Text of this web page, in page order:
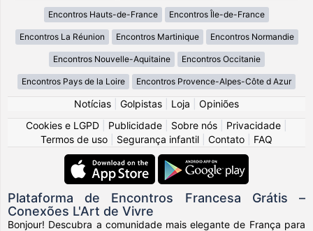
Encontros Hauts-de-France Encontros Île-de-France
Encontros La Réunion Encontros Martinique Encontros Normandie
Encontros Nouvelle-Aquitaine Encontros Occitanie
Encontros Pays de la Loire Encontros Provence-Alpes-Côte d Azur
Notícias Golpistas Loja
Opiniões
Cookies e LGPD
Publicidade Sobre nós Privacidade
Termos de uso
Segurança infantil Contato FAQ
Plataforma de Encontros Francesa Grátis –
Conexões L'Art de Vivre
Bonjour! Descubra a comunidade mais elegante de França para